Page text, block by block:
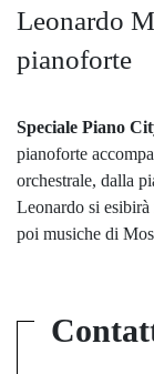
Leonardo
pianoforte
Speciale Piano
pianoforte
orchestrale, dalla
Leonardo si
poi musiche di